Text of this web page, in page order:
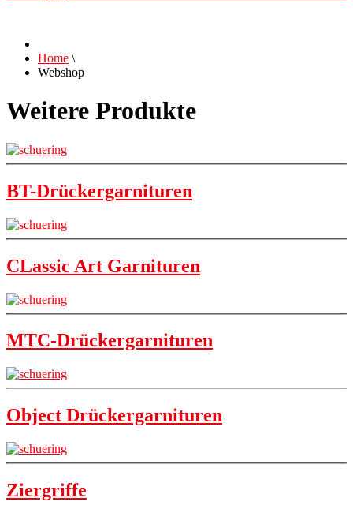
Home \
Webshop
Weitere Produkte
BT-Drückergarnituren
CLassic Art Garnituren
MTC-Drückergarnituren
Object Drückergarnituren
Ziergriffe